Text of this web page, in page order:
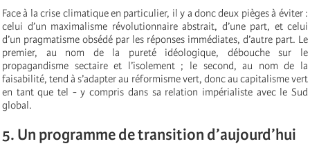
Face à la crise climatique en particulier, il y a donc deux pièges à éviter :
celui d’un maximalisme révolutionnaire abstrait, d’une part, et celui
d’un pragmatisme obsédé par les réponses immédiates, d’autre part. Le
premier, au nom de la pureté idéologique, débouche sur le
propagandisme sectaire et l’isolement ; le second, au nom de la
faisabilité, tend à s’adapter au réformisme vert, donc au capitalisme vert
en tant que tel - y compris dans sa relation impérialiste avec le Sud
global.
5. Un programme de transition d’aujourd’hui